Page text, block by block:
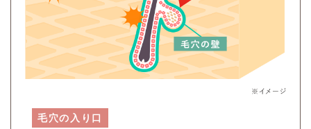
毛穴の入り口